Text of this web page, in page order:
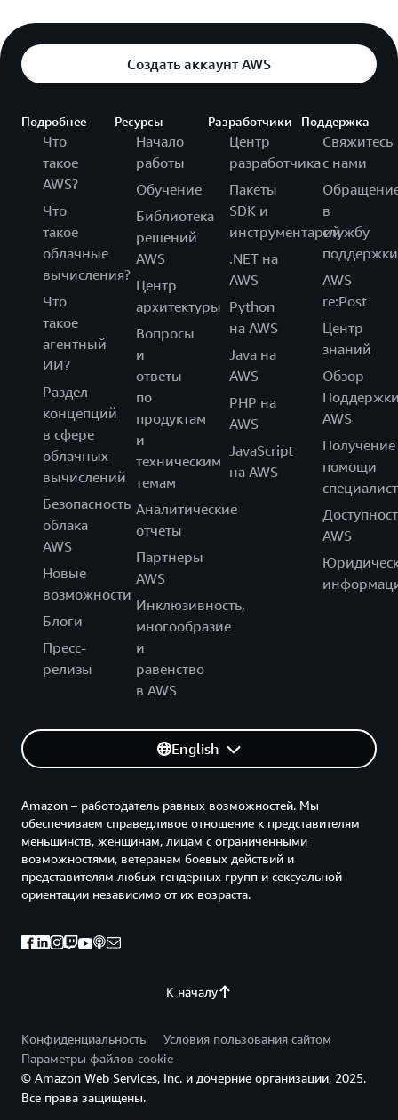
Создать аккаунт AWS
Подробнее
Что
такое
AWS?
Что
такое
облачные
вычисления?
Что
такое
агентный
ИИ?
Раздел
концепций
в сфере
облачных
вычислений
Безопасность
облака
AWS
Новые
возможности
Блоги
Пресс-
релизы
Ресурсы
Начало
работы
Обучение
Библиотека
решений
AWS
Центр
архитектуры
Вопросы
и
ответы
по
продуктам
и
техническим
темам
Аналитические
отчеты
Партнеры
AWS
Инклюзивность,
многообразие
и
равенство
в AWS
Разработчики
Центр
разработчика
Пакеты
SDK и
инструментарий
.NET на
AWS
Python
на AWS
Java на
AWS
PHP на
AWS
JavaScript
на AWS
Поддержка
Свяжитесь
с нами
в
службу
поддержки
AWS
re:Post
Центр
знаний
Обзор
AWS
Получение
помощи
AWS
English
К началу
Amazon – работодатель равных возможностей. Мы
обеспечиваем справедливое отношение к представителям
меньшинств, женщинам, лицам с ограниченными
возможностями, ветеранам боевых действий и
представителям любых гендерных групп и сексуальной
ориентации независимо от их возраста.
Конфиденциальность
Условия пользования сайтом
Параметры файлов cookie
© Amazon Web Services, Inc. и дочерние организации, 2025.
Все права защищены.